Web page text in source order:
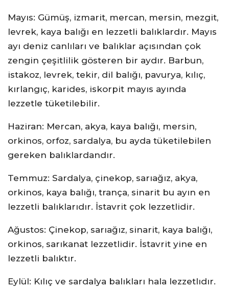
Mayıs: Gümüş, izmarit, mercan, mersin, mezgit,
levrek, kaya balığı en lezzetli balıklardır. Mayıs
ayı deniz canlıları ve balıklar açısından çok
zengin çeşitlilik gösteren bir aydır. Barbun,
istakoz, levrek, tekir, dil balığı, pavurya, kılıç,
kırlangıç, karides, iskorpit mayıs ayında
lezzetle tüketilebilir.
Haziran: Mercan, akya, kaya balığı, mersin,
orkinos, orfoz, sardalya, bu ayda tüketilebilen
gereken balıklardandır.
Temmuz: Sardalya, çinekop, sarıağız, akya,
orkinos, kaya balığı, trança, sinarit bu ayın en
lezzetli balıklarıdır. İstavrit çok lezzetlidir.
Ağustos: Çinekop, sarıağız, sinarit, kaya balığı,
orkinos, sarıkanat lezzetlidir. İstavrit yine en
lezzetli balıktır.
Eylül: Kılıç ve sardalya balıkları hala lezzetlıdır.